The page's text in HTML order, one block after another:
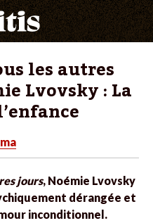
les autres
Lvovsky : La
jours, Noémie Lvovsky
dérangée et
inconditionnel.